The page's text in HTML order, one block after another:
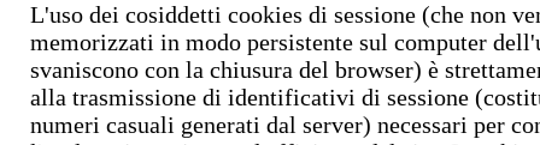
L'uso dei cosiddetti cookies di sessione (che non
memorizzati in modo persistente sul computer
svaniscono con la chiusura del browser) è
alla trasmissione di identificativi di sessione
numeri casuali generati dal server) necessari per